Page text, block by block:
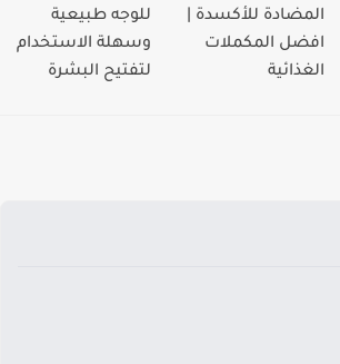
المضادة للأكسدة |
افضل المكملات
الغذائية
للوجه طبيعية
وسهلة الاستخدام
لتفتيح البشرة